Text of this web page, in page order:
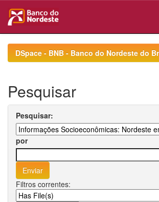
navigationDSpace - BNB - Banco do Nordeste do
Pesquisar
Pesquisar:
por
Filtros correntes: